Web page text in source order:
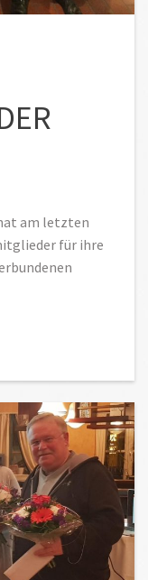
am letzten
für ihre
geehrt“